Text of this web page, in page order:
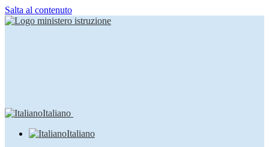
Salta al contenuto
Italiano
Italiano